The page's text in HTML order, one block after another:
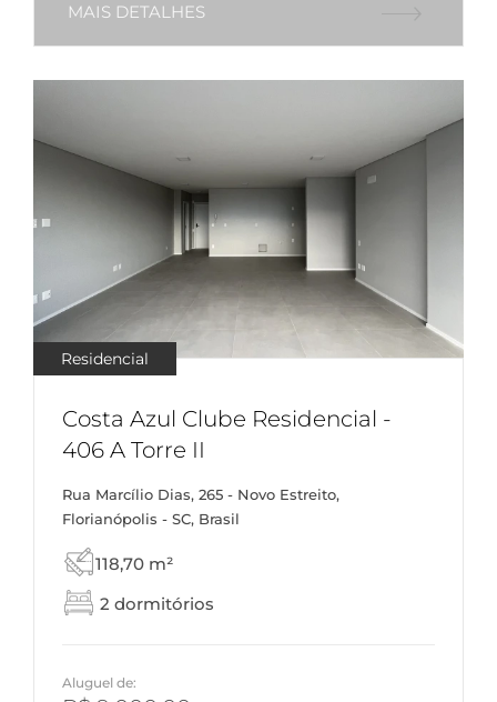
MAIS DETALHES
Residencial
Costa Azul Clube Residencial -
406 A Torre II
Rua Marcílio Dias, 265 - Novo Estreito,
Florianópolis - SC, Brasil
118,70 m²
2 dormitórios
Aluguel de: